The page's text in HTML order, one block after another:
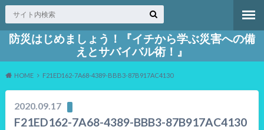
防災はじめましょう！『イチから学ぶ災害への備
えとサバイバル術！』
HOME F21ED162-7A68-4389-BBB3-87B917AC4130
2020.09.17
F21ED162-7A68-4389-BBB3-87B917AC4130